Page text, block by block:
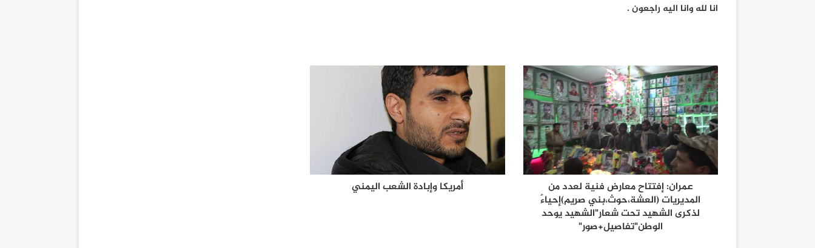
انا لله وانا اليه راجعون .
عمران: إفتتاح معارض فنية لعدد من
المديريات (العشة،حوث،بني صريم)إحياءً
لذكرى الشهيد تحت شعار"الشهيد يوحد
الوطن"تفاصيل+صور"
أمريكا وإبادة الشعب اليمني